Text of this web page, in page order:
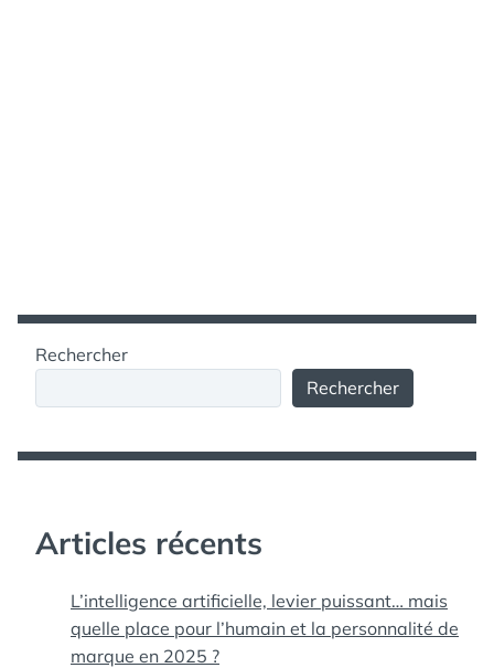
Rechercher
Rechercher
Articles récents
L’intelligence artificielle, levier puissant… mais
quelle place pour l’humain et la personnalité de
marque en 2025 ?